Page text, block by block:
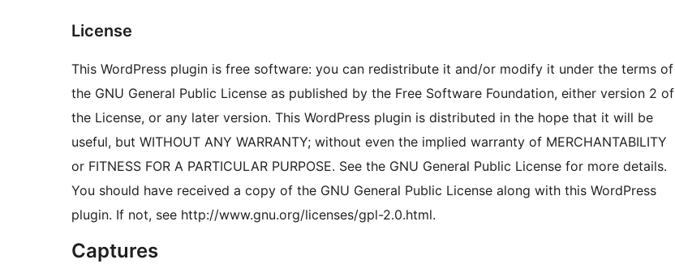
License
This WordPress plugin is free software: you can redistribute it and/or modify it under the terms of
the GNU General Public License as published by the Free Software Foundation, either version 2 of
the License, or any later version. This WordPress plugin is distributed in the hope that it will be
useful, but WITHOUT ANY WARRANTY; without even the implied warranty of MERCHANTABILITY
or FITNESS FOR A PARTICULAR PURPOSE. See the GNU General Public License for more details.
You should have received a copy of the GNU General Public License along with this WordPress
plugin. If not, see http://www.gnu.org/licenses/gpl-2.0.html.
Captures